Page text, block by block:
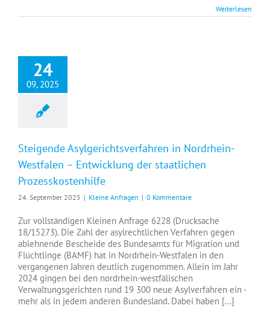
Weiterlesen
24
09, 2025
Steigende Asylgerichtsverfahren in Nordrhein-
Westfalen – Entwicklung der staatlichen
Prozesskostenhilfe
24. September 2025 | Kleine Anfragen | 0 Kommentare
Zur vollständigen Kleinen Anfrage 6228 (Drucksache
18/15273). Die Zahl der asylrechtlichen Verfahren gegen
ablehnende Bescheide des Bundesamts für Migration und
Flüchtlinge (BAMF) hat in Nordrhein-Westfalen in den
vergangenen Jahren deutlich zugenommen. Allein im Jahr
2024 gingen bei den nordrhein-westfälischen
Verwaltungsgerichten rund 19 300 neue Asylverfahren ein -
mehr als in jedem anderen Bundesland. Dabei haben [...]